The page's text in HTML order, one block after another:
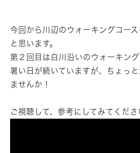
今回から川辺のウォーキングコー
と思います。
第２回目は白川沿いのウォーキング
暑い日が続いていますが、ちょっ
ませんか！
ご視聴して、参考にしてみてくださ